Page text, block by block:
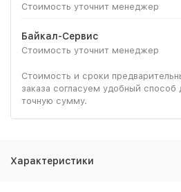
Стоимость уточнит менеджер
Байкал-Сервис
Стоимость уточнит менеджер
Стоимость и сроки
заказа согласуем удобный
точную сумму.
Характеристики